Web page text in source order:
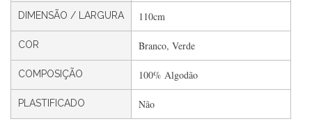
DIMENSÃO / LARGURA 110cm
COR Branco, Verde
COMPOSIÇÃO 100% Algodão
PLASTIFICADO Não
Filipa Freire
Rápido, atendimento 5*. Hoje chegará a segunda encomenda
feita de muitas certamente❤️